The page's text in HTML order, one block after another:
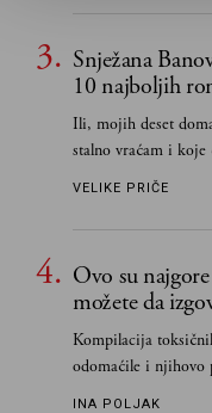
čak i pravde
Snježana
10 najboljih
Ili, mojih deset
stalno vraćam i koje
VELIKE PRIČE
Ovo su
možete da
Kompilacija
odomaćile i njihovo
INA POLJAK